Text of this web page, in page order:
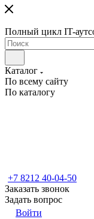
Полный цикл IT-
Каталог
По всему сайту
По каталогу
+7 8212 40-04-50
Заказать звонок
Задать вопрос
Войти